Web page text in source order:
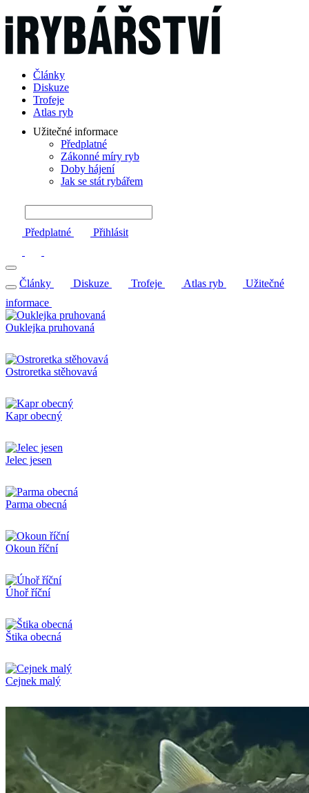
Články
Diskuze
Trofeje
Atlas ryb
Užitečné informace
Předplatné
Zákonné míry ryb
Doby hájení
Jak se stát rybářem
Předplatné Přihlásit
Články Diskuze Trofeje Atlas ryb
Užitečné
informace
Ouklejka pruhovaná
Ostroretka stěhovavá
Kapr obecný
Jelec jesen
Parma obecná
Okoun říční
Úhoř říční
Štika obecná
Cejnek malý